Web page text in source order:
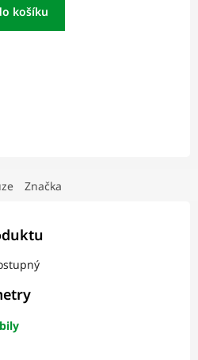
košíku
Značka